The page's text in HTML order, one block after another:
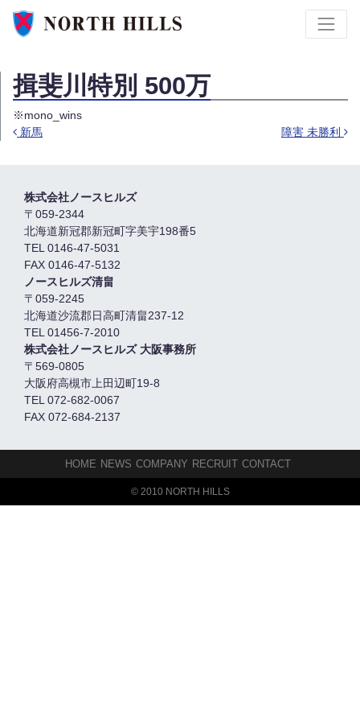
揖斐川特別 500万
※mono_wins
新馬 障害 未勝利
株式会社ノースヒルズ
〒059-2344
北海道新冠郡新冠町字美宇198番5
TEL 0146-47-5031
FAX 0146-47-5132
ノースヒルズ清畠
〒059-2245
北海道沙流郡日高町清畠237-12
TEL 01456-7-2010
株式会社ノースヒルズ 大阪事務所
〒569-0805
大阪府高槻市上田辺町19-8
TEL 072-682-0067
FAX 072-684-2137
HOME NEWS COMPANY RECRUIT CONTACT
© 2010 NORTH HILLS